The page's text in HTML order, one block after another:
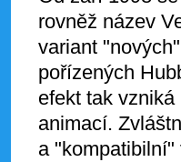
rovněž název
variant
pořízených
efekt tak
animací.
a